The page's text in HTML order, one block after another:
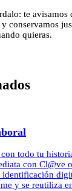
te avisamos
conservamos
quieras.
todo tu
con Cl@ve
identificación
y se reutiliza